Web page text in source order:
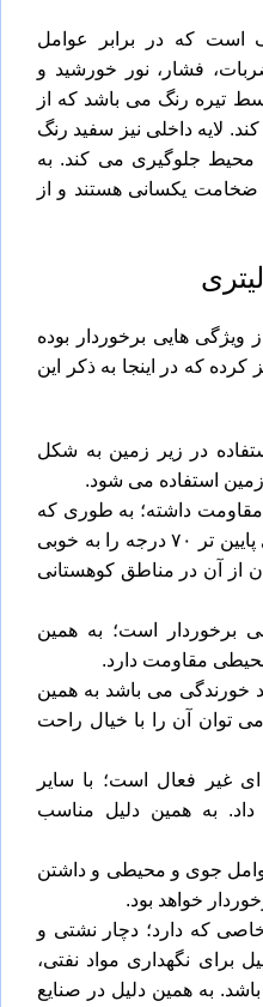
است که در برابر عوامل
فشار، نور خورشید و
تیره رنگ می باشد که از
لایه داخلی نیز سفید رنگ
محیط جلوگیری می کند. به
یکسانی هستند و از
از ویژگی هایی برخوردار بوده
کرده که در اینجا به ذکر این
در زیر زمین به شکل
استفاده می شود.
مقاومت داشته؛ به طوری که
دمای بالاتر از ۴۵ درجه و دمای پایین تر ۷۰ درجه را به خوبی
از آن در مناطق کوهستانی
برخوردار است؛ به همین
مقاومت دارد.
خورندگی می باشد به همین
آن را با خیال راحت
ای غیر فعال است؛ با سایر
داد. به همین دلیل مناسب
جوی و محیطی و داشتن
خواهد بود.
که دارد؛ دچار نشتی و
برای نگهداری مواد نفتی،
به همین دلیل در صنایع